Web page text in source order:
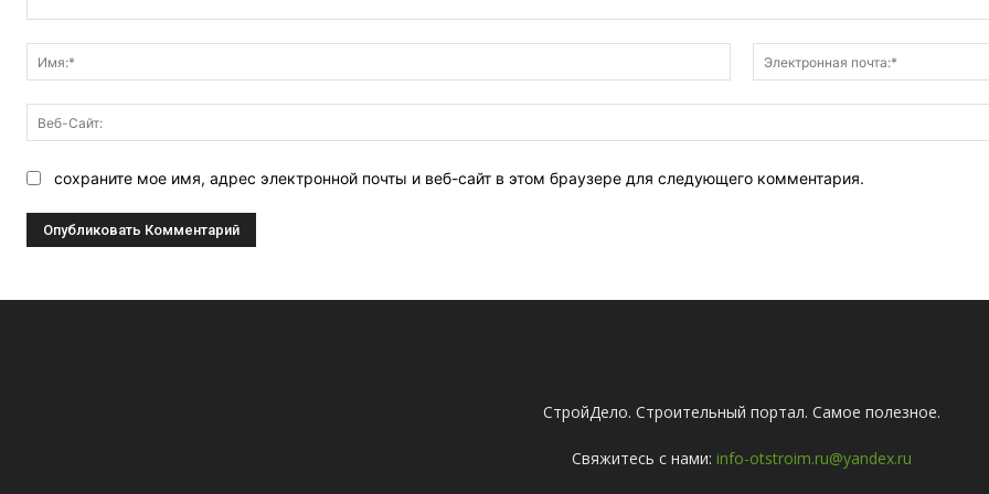
Имя:*
сохраните мое имя, адрес электронной почты и веб-сайт в этом браузере для следующего комментария.
СтройДело. Строительный портал. Самое полезное.
Свяжитесь с нами: info-otstroim.ru@yandex.ru